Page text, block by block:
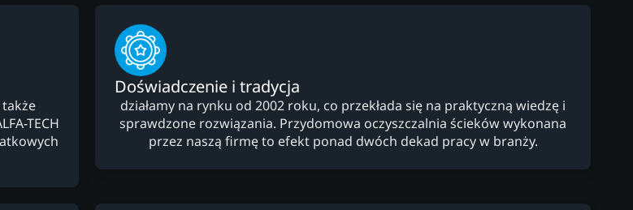
TECH
Doświadczenie i tradycja
działamy na rynku od 2002 roku, co przekłada się na praktyczną wiedzę i
sprawdzone rozwiązania. Przydomowa oczyszczalnia ścieków wykonana
przez naszą firmę to efekt ponad dwóch dekad pracy w branży.